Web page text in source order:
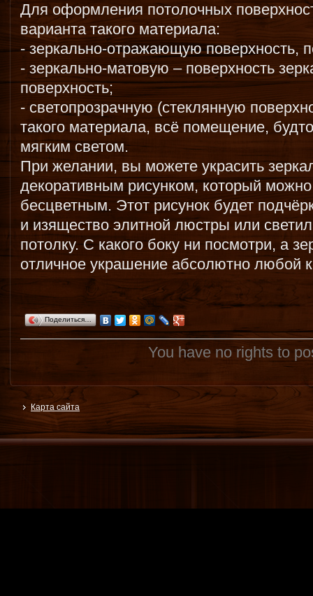
Для оформления потолочных
варианта такого материала:
- зеркально-отражающую поверхность,
- зеркально-матовую – поверхность
поверхность;
- светопрозрачную (стеклянную
такого материала, всё помещение,
мягким светом.
При желании, вы можете украсить
декоративным рисунком, который
бесцветным. Этот рисунок будет
и изящество элитной люстры или
потолку. С какого боку ни посмотри, а
отличное украшение абсолютно любой
Поделиться…
You have no rights to
Карта сайта